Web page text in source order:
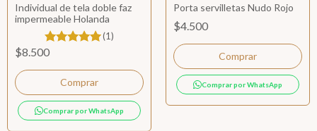
Individual de tela doble faz
impermeable Holanda
(1)
$8.500
Comprar por WhatsApp
Porta servilletas Nudo Rojo
$4.500
Comprar por WhatsApp